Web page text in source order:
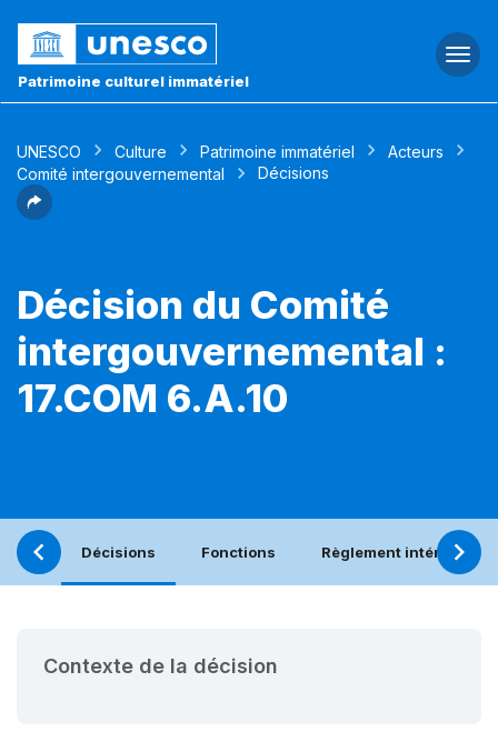
Patrimoine culturel immatériel
UNESCO Culture Patrimoine immatériel
Acteurs
Comité intergouvernemental
Décisions
Décision du Comité
intergouvernemental :
17.COM 6.A.10
Décisions Fonctions Règlement intérieur
Contexte de la décision